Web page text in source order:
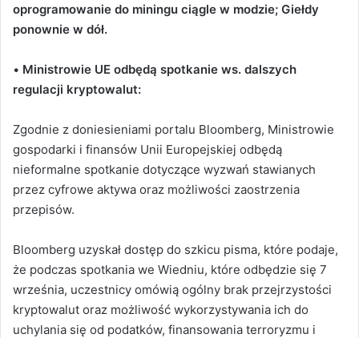
oprogramowanie do miningu ciągle w modzie; Giełdy
ponownie w dół.
• Ministrowie UE odbędą spotkanie ws. dalszych
regulacji kryptowalut:
Zgodnie z doniesieniami portalu Bloomberg, Ministrowie
gospodarki i finansów Unii Europejskiej odbędą
nieformalne spotkanie dotyczące wyzwań stawianych
przez cyfrowe aktywa oraz możliwości zaostrzenia
przepisów.
Bloomberg uzyskał dostęp do szkicu pisma, które podaje,
że podczas spotkania we Wiedniu, które odbędzie się 7
września, uczestnicy omówią ogólny brak przejrzystości
kryptowalut oraz możliwość wykorzystywania ich do
uchylania się od podatków, finansowania terroryzmu i